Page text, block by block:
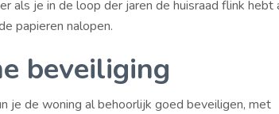
als je in de loop der jaren de huisraad flink hebt
papieren nalopen.
beveiliging
je de woning al behoorlijk goed beveiligen, met